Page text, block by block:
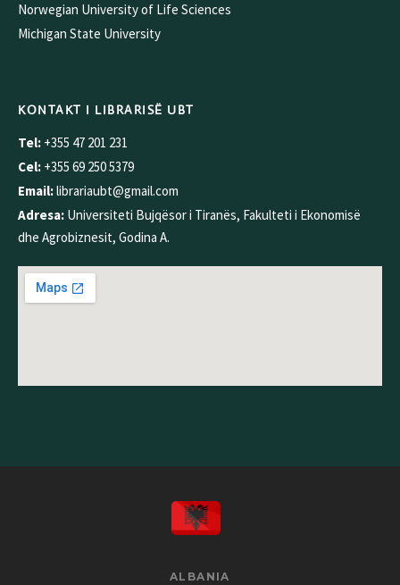
Norwegian University of Life Sciences
Michigan State University
KONTAKT I LIBRARISË UBT
Tel: +355 47 201 231
Cel: +355 69 250 5379
Email:librariaubt@gmail.com
Adresa: Universiteti Bujqësor i Tiranës, Fakulteti i Ekonomisë
dhe Agrobiznesit, Godina A.
ALBANIA